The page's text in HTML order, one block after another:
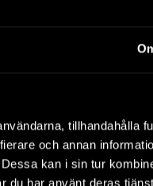
tillhandahålla
och annan
kan i sin tur
du har använt deras
Thölin